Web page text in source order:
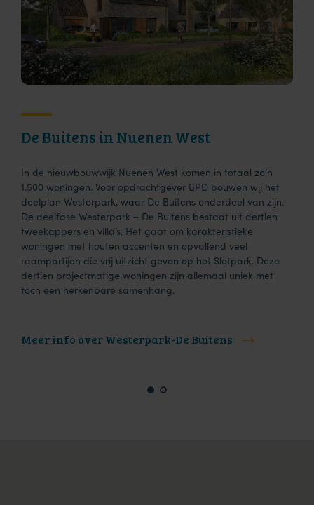
De Buitens in Nuenen West
In de nieuwbouwwijk Nuenen West komen in totaal zo’n
1.500 woningen. Voor opdrachtgever BPD bouwen wij het
deelplan Westerpark, waar De Buitens onderdeel van zijn.
De deelfase Westerpark – De Buitens bestaat uit dertien
tweekappers en villa’s. Het gaat om karakteristieke
woningen met houten accenten en opvallend veel
raampartijen die vrij uitzicht geven op het Slotpark. Deze
dertien projectmatige woningen zijn allemaal uniek met
toch een herkenbare samenhang.
Meer info over Westerpark-De Buitens